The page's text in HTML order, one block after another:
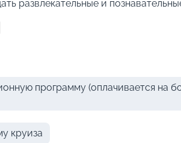
развлекательные и
программу (оплачивается на
круиза